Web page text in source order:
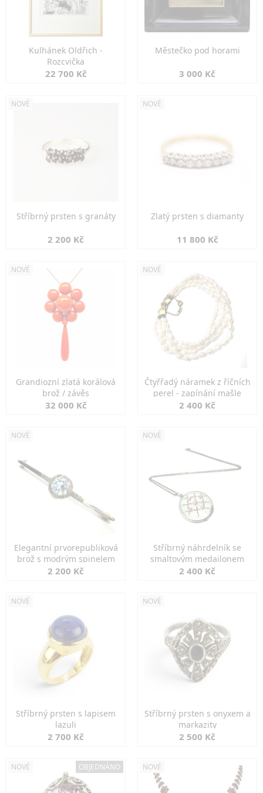
Kulhánek Oldřich -
Rozcvička
22 700 Kč
Městečko pod horami
3 000 Kč
NOVÉ
Stříbrný prsten s granáty
2 200 Kč
NOVÉ
Zlatý prsten s diamanty
11 800 Kč
NOVÉ
Grandiozní zlatá korálová
brož / závěs
32 000 Kč
NOVÉ
Čtyřřadý náramek z říčních
perel - zapínání mašle
2 400 Kč
NOVÉ
Elegantní prvorepubliková
brož s modrým spinelem
2 200 Kč
NOVÉ
Stříbrný náhrdelník se
smaltovým medailonem
2 400 Kč
NOVÉ
Stříbrný prsten s lapisem
lazuli
2 700 Kč
NOVÉ
Stříbrný prsten s onyxem a
markazity
2 500 Kč
NOVÉ OBJEDNÁNO NOVÉ